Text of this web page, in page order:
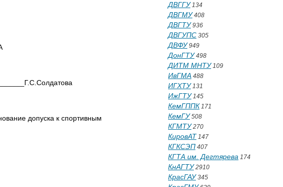
допуска к спортивным
ДВГГУ134
ДВГМУ408
ДВГТУ936
ДВГУПС 305
ДВФУ949
ДонГТУ498
ДИТМ МНТУ109
ИвГМА 488
ИГХТУ131
ИжГТУ145
КемГППК 171
КемГУ508
КГМТУ270
КировАТ 147
КГКСЭП 407
КГТА им. Дегтярева 174
КнАГТУ2910
КрасГАУ345